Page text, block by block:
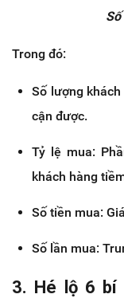
Trong đó:
Số lượng
cận được.
Tỷ lệ mua:
khách hàng
Số tiền mua:
Số lần mua:
3. Hé lộ 6 bí